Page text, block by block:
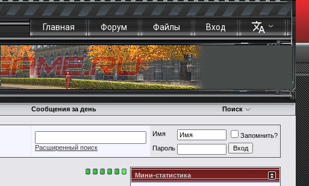
Главная Форум Файлы Вход
Сообщения за день Поиск
Расширенный поиск
Имя
Запомнить?
Пароль
Мини-статистика